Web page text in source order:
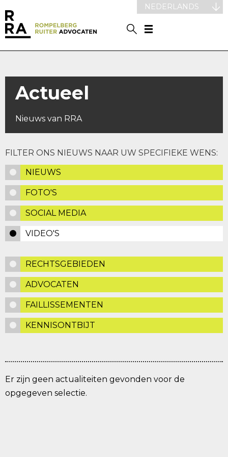
NEDERLANDS
Actueel
Nieuws van RRA
FILTER ONS NIEUWS NAAR UW SPECIFIEKE WENS:
NIEUWS
FOTO'S
SOCIAL MEDIA
VIDEO'S
RECHTSGEBIEDEN
ADVOCATEN
FAILLISSEMENTEN
KENNISONTBIJT
Er zijn geen actualiteiten gevonden voor de
opgegeven selectie.